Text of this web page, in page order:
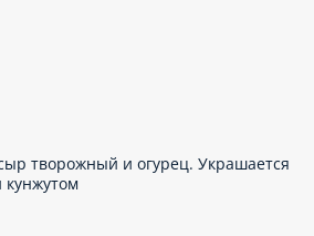
сыр творожный и огурец.
лава и кунжутом